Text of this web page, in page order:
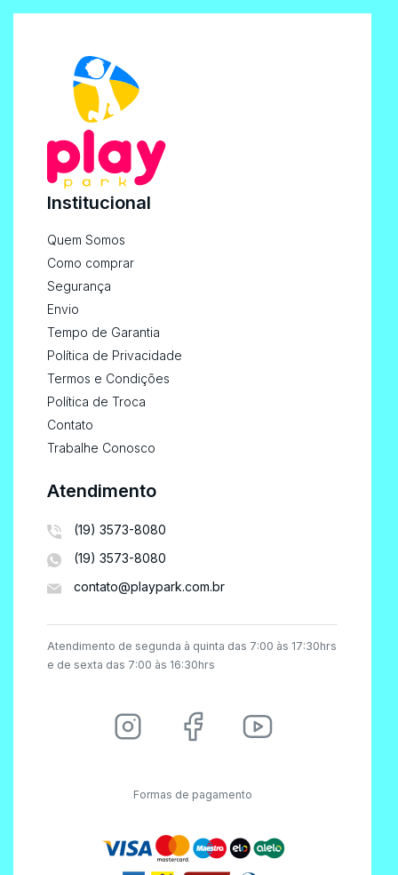
Institucional
Quem Somos
Como comprar
Segurança
Envio
Tempo de Garantia
Política de Privacidade
Termos e Condições
Política de Troca
Contato
Trabalhe Conosco
Atendimento
(19) 3573-8080
(19) 3573-8080
contato@playpark.com.br
Atendimento de segunda à quinta das 7:00 às 17:30hrs
e de sexta das 7:00 às 16:30hrs
Formas de pagamento